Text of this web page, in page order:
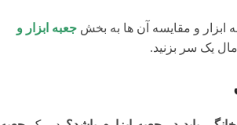
ابزار و مقایسه آن ها به بخش جعبه ابزار و
یک سر بزنید.